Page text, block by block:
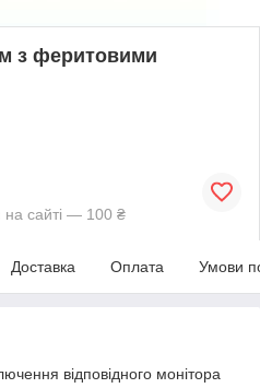
з феритовими
на сайті — 100 ₴
Доставка Оплата Умови
відповідного монітора